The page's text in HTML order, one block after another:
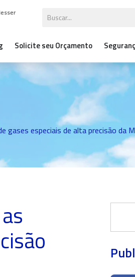
Solicite seu Orçamento
gases especiais de alta precisão da